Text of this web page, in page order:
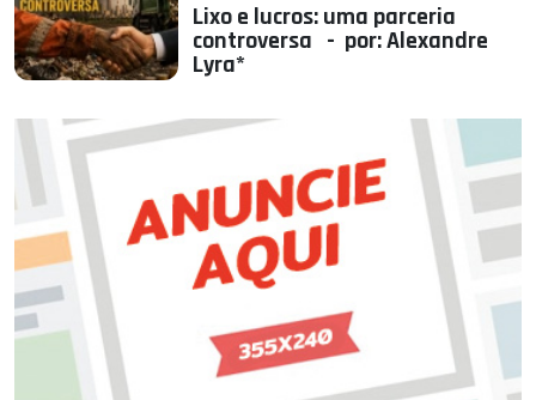
Lixo e lucros: uma parceria
controversa - por: Alexandre
Lyra*